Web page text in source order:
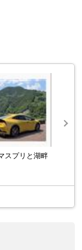
スプリと湖畔